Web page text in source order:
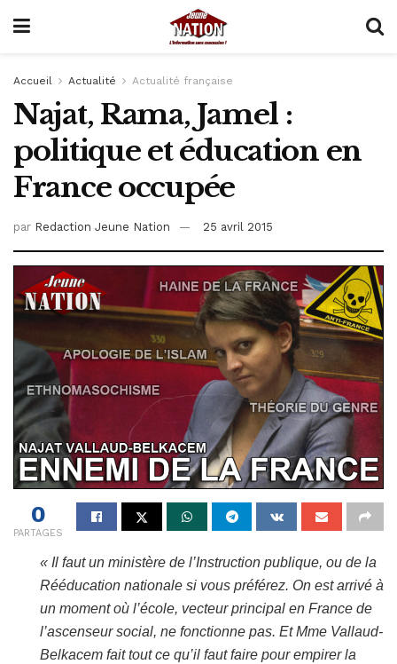
Accueil Actualité Actualité française
Najat, Rama, Jamel :
politique et éducation en
France occupée
par Redaction Jeune Nation 25 avril 2015
0
PARTAGES
« Il faut un ministère de l’Instruction publique, ou de la
Rééducation nationale si vous préférez. On est arrivé à
un moment où l’école, vecteur principal en France de
l’ascenseur social, ne fonctionne pas. Et Mme Vallaud-
Belkacem fait tout ce qu’il faut faire pour empirer la